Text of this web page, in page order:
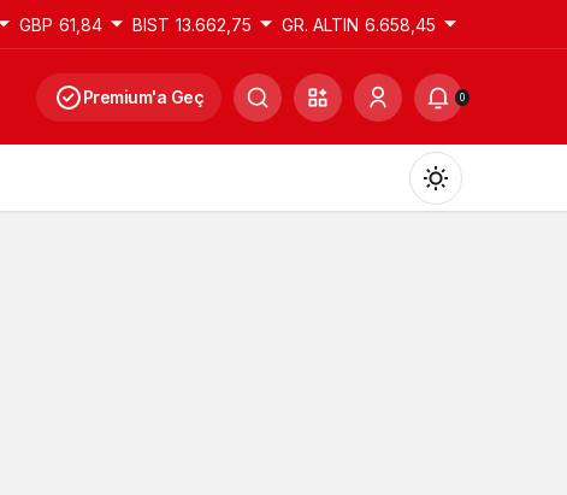
GBP 61,84 BIST 13.662,75 GR. ALTIN 6.658,45
Premium'a Geç 0